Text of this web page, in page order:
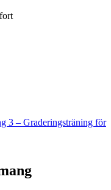
3 – Graderingsträning för